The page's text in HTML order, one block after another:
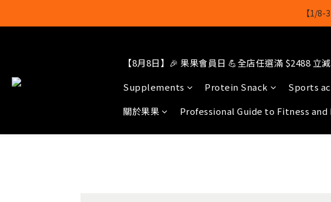
【8月8
【1/
結帳輸入[gopowerhk]，可享全
【8月8日
【8月8日】🎉 果果會員日 💪全店任選滿 $2488 立
Supplements
Protein Snack Sports
關於果果
Professional Guide to Fitness